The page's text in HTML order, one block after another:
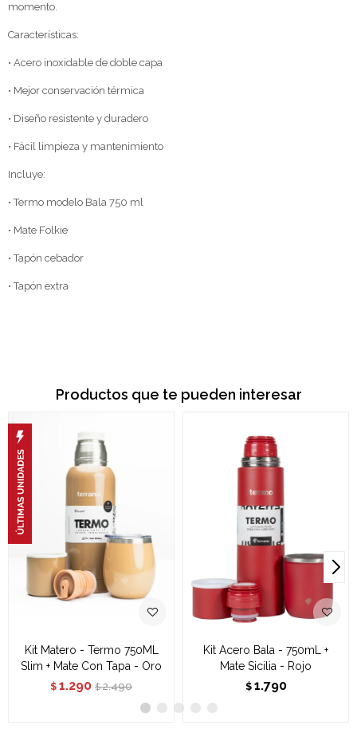
momento.
Características:
• Acero inoxidable de doble capa
• Mejor conservación térmica
• Diseño resistente y duradero
• Fácil limpieza y mantenimiento
Incluye:
• Termo modelo Bala 750 ml
• Mate Folkie
• Tapón cebador
• Tapón extra
Productos que te pueden interesar
Kit Matero - Termo 750ML
Slim + Mate Con Tapa - Oro
$ 1.290 $ 2.490
Kit Acero Bala - 750mL +
Mate Sicilia - Rojo
$ 1.790